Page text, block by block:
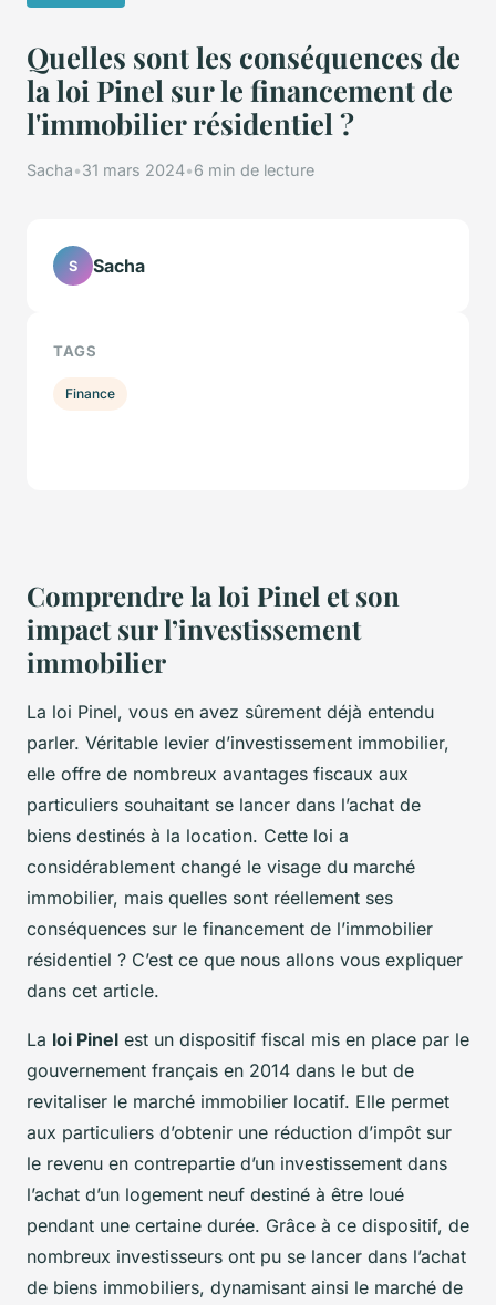
Quelles sont les conséquences de
la loi Pinel sur le financement de
l'immobilier résidentiel ?
Sacha•31 mars 2024•6 min de lecture
Comprendre la loi Pinel et son
impact sur l’investissement
immobilier
La loi Pinel, vous en avez sûrement déjà entendu
parler. Véritable levier d’investissement immobilier,
elle offre de nombreux avantages fiscaux aux
particuliers souhaitant se lancer dans l’achat de
biens destinés à la location. Cette loi a
considérablement changé le visage du marché
immobilier, mais quelles sont réellement ses
conséquences sur le financement de l’immobilier
résidentiel ? C’est ce que nous allons vous expliquer
dans cet article.
La loi Pinel est un dispositif fiscal mis en place par le
gouvernement français en 2014 dans le but de
revitaliser le marché immobilier locatif. Elle permet
aux particuliers d’obtenir une réduction d’impôt sur
le revenu en contrepartie d’un investissement dans
l’achat d’un logement neuf destiné à être loué
pendant une certaine durée. Grâce à ce dispositif, de
nombreux investisseurs ont pu se lancer dans l’achat
de biens immobiliers, dynamisant ainsi le marché de
S Sacha
TAGS
Finance